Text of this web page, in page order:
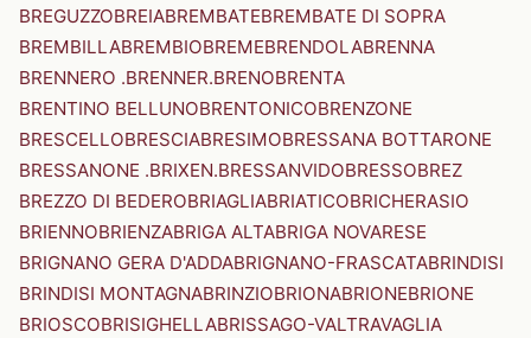
BREGUZZOBREIABREMBATEBREMBATE DI SOPRA
BREMBILLABREMBIOBREMEBRENDOLABRENNA
BRENNERO .BRENNER.BRENOBRENTA
BRENTINO BELLUNOBRENTONICOBRENZONE
BRESCELLOBRESCIABRESIMOBRESSANA BOTTARONE
BRESSANONE .BRIXEN.BRESSANVIDOBRESSOBREZ
BREZZO DI BEDEROBRIAGLIABRIATICOBRICHERASIO
BRIENNOBRIENZABRIGA ALTABRIGA NOVARESE
BRIGNANO GERA D'ADDABRIGNANO-FRASCATABRINDISI
BRINDISI MONTAGNABRINZIOBRIONABRIONEBRIONE
BRIOSCOBRISIGHELLABRISSAGO-VALTRAVAGLIA